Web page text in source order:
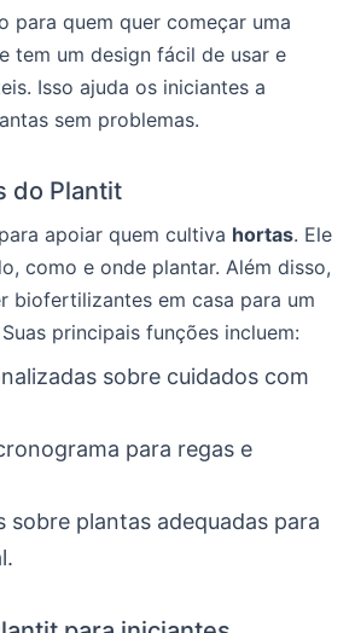
para quem quer começar uma
tem um design fácil de usar e
Isso ajuda os iniciantes a
sem problemas.
do Plantit
apoiar quem cultiva hortas. Ele
como e onde plantar. Além disso,
biofertilizantes em casa para um
principais funções incluem:
sobre cuidados com
para regas e
sobre plantas adequadas para